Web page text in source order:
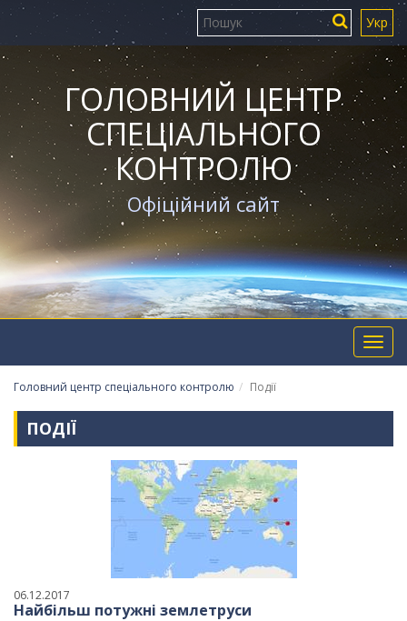
Укр
ГОЛОВНИЙ ЦЕНТР
СПЕЦІАЛЬНОГО
КОНТРОЛЮ
Офіційний сайт
Головний центр спеціального контролю Події
ПОДІЇ
06.12.2017
Найбільш потужні землетруси